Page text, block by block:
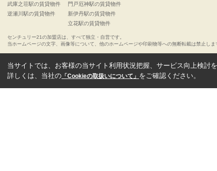
武庫之荘駅の賃貸物件
逆瀬川駅の賃貸物件
門戸厄神駅の賃貸物件
新伊丹駅の賃貸物件
立花駅の賃貸物件
センチュリー21の加盟店は、すべて独立・自営です。
当ホームページの文字、画像等について、他のホームページや印刷物等への無断転載は禁止しま
当サイトでは、お客様の当サイト利用状況把握、サービス向上検討
詳しくは、当社の 「Cookieの取扱いについて」 をご確認ください。